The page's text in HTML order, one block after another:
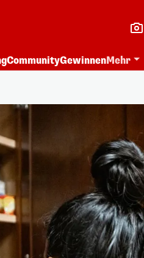
CommunityGewinnenMehr